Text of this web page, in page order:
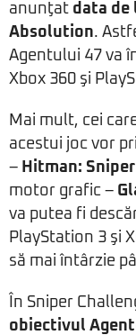
anunţat data de
Absolution.
Agentului 47 va
Xbox 360 şi
Mai mult, cei
acestui joc vor
– Hitman:
motor grafic –
va putea fi
PlayStation 3 şi
să mai întârzie
În Sniper
obiectivul